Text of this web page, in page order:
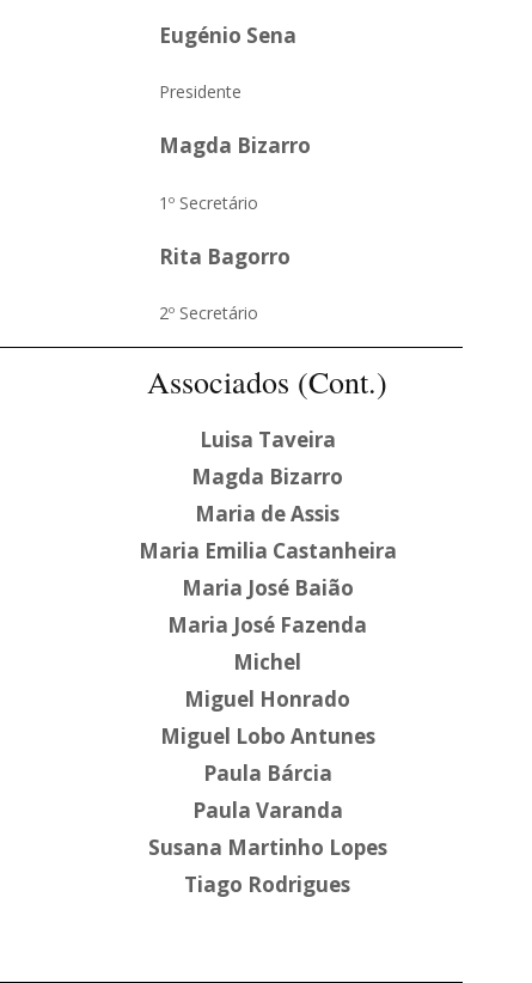
Eugénio Sena
Presidente
Magda Bizarro
1º Secretário
Rita Bagorro
2º Secretário
Associados (Cont.)
Luisa Taveira
Magda Bizarro
Maria de Assis
Maria Emilia Castanheira
Maria José Baião
Maria José Fazenda
Michel
Miguel Honrado
Miguel Lobo Antunes
Paula Bárcia
Paula Varanda
Susana Martinho Lopes
Tiago Rodrigues